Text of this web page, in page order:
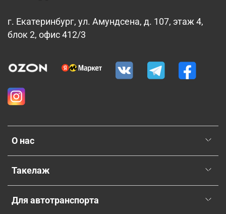
О нас
Такелаж
Для автотранспорта
г. Екатеринбург, ул. Амундсена, д. 107, этаж 4,
блок 2, офис 412/3